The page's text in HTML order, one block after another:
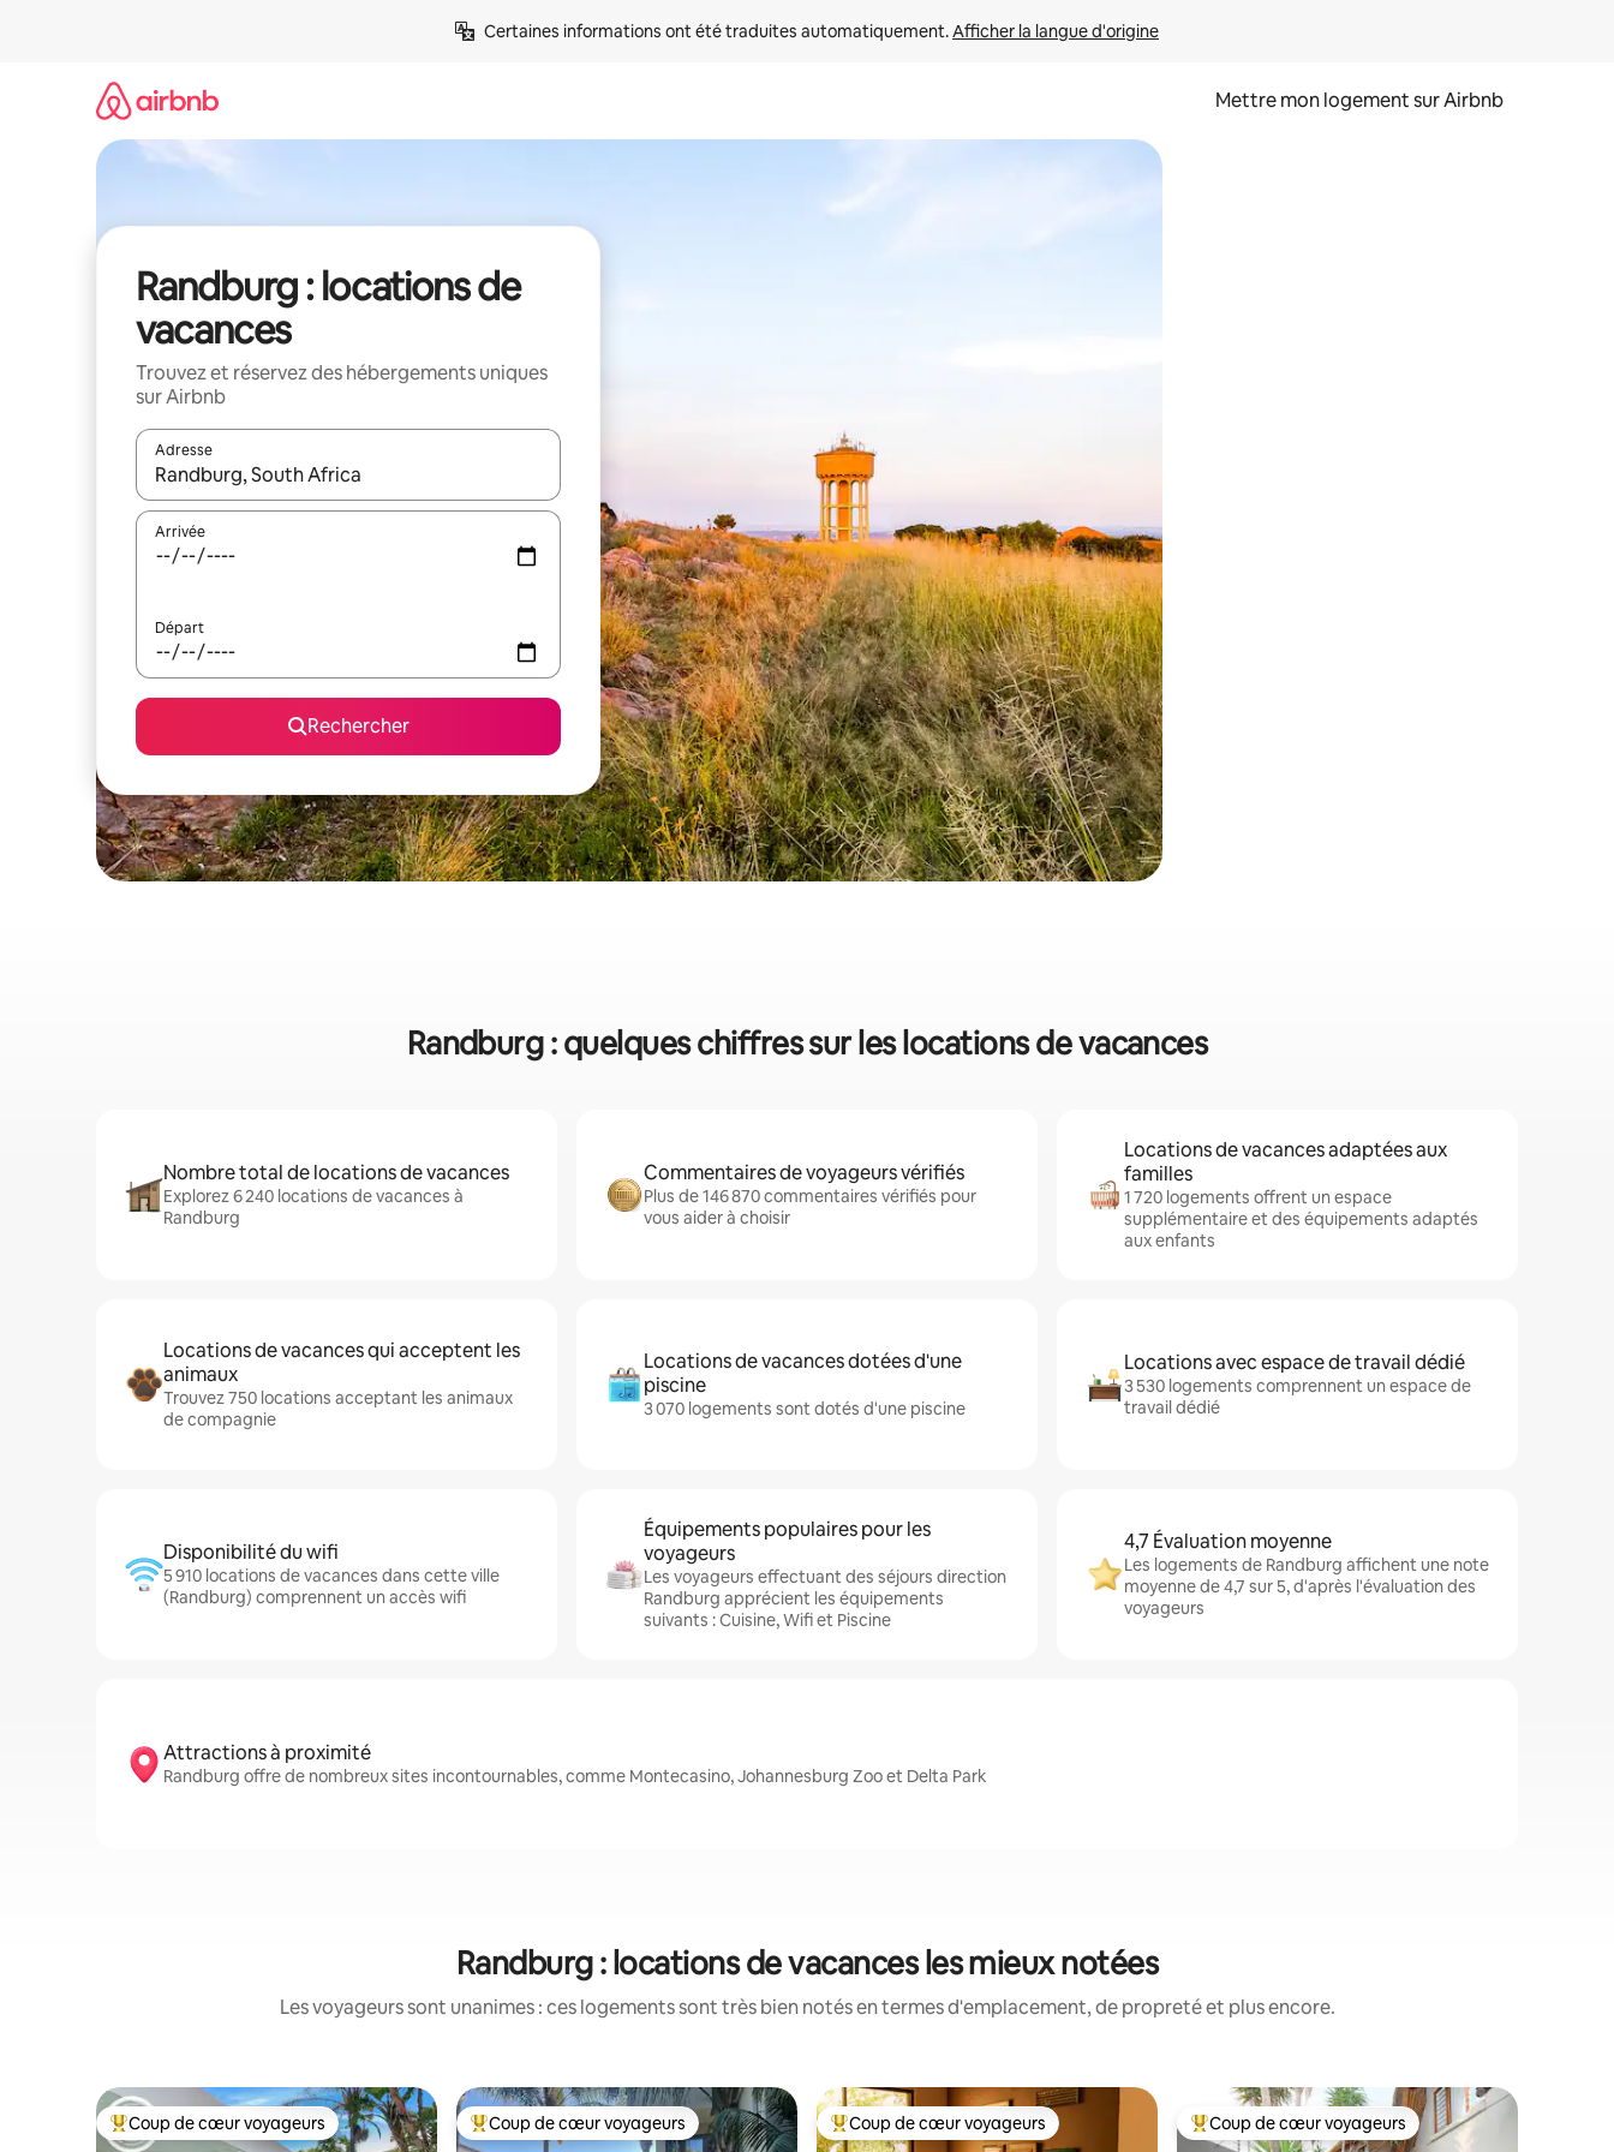
Certaines informations ont été traduites automatiquement. Afficher la langue d'origine
Mettre mon logement sur Airbnb
Randburg : locations de
vacances
Trouvez et réservez des hébergements uniques
sur Airbnb
Adresse
Lorsque les résultats s'affichent, utilisez les flèches vers le haut et vers le bas pour les parcourir ou en appuyant et en faisant glisser.
Arrivée
Départ
Rechercher
Randburg : quelques chiffres sur les locations de vacances
Nombre total de locations de vacances
Explorez 6 240 locations de vacances à
Randburg
Commentaires de voyageurs vérifiés
Plus de 146 870 commentaires vérifiés pour
vous aider à choisir
Locations de vacances adaptées aux
familles
1 720 logements offrent un espace
supplémentaire et des équipements adaptés
aux enfants
Locations de vacances qui acceptent les
animaux
Trouvez 750 locations acceptant les animaux
de compagnie
Locations de vacances dotées d'une
piscine
3 070 logements sont dotés d'une piscine
Locations avec espace de travail dédié
3 530 logements comprennent un espace de
travail dédié
Disponibilité du wifi
5 910 locations de vacances dans cette ville
(Randburg) comprennent un accès wifi
Équipements populaires pour les
voyageurs
Les voyageurs effectuant des séjours direction
Randburg apprécient les équipements
suivants : Cuisine, Wifi et Piscine
4,7 Évaluation moyenne
Les logements de Randburg affichent une note
moyenne de 4,7 sur 5, d'après l'évaluation des
voyageurs
Attractions à proximité
Randburg offre de nombreux sites incontournables, comme Montecasino, Johannesburg Zoo et Delta Park
Randburg : locations de vacances les mieux notées
Les voyageurs sont unanimes : ces logements sont très bien notés en termes d'emplacement, de propreté et plus encore.
Coups de cœur voyageurs les plus appréciés
Coup de cœur voyageurs Coups de cœur voyageurs les plus appréciés
Coup de cœur voyageurs Coups de cœur voyageurs les plus appréciés
Coup de cœur voyageurs Coups de cœur voyageurs les plus appréciés
Coup de cœur voyageurs